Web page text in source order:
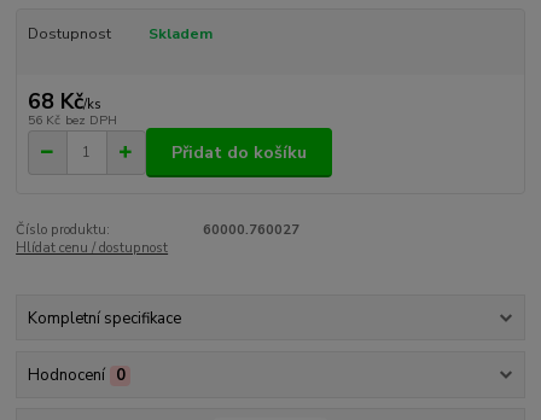
Dostupnost Skladem
68 Kč/ks
56 Kč bez DPH
Přidat do košíku
Číslo produktu:
60000.760027
Hlídat cenu / dostupnost
Kompletní specifikace
Hodnocení 0